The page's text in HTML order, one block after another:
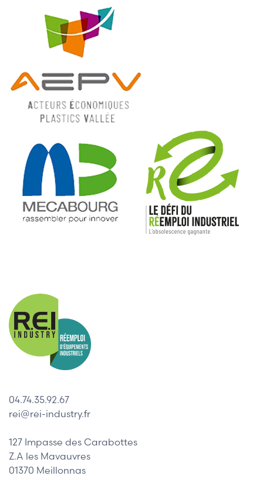
04.74.35.92.67
rei@rei-industry.fr
127 Impasse des Carabottes
Z.A les Mavauvres
01370 Meillonnas